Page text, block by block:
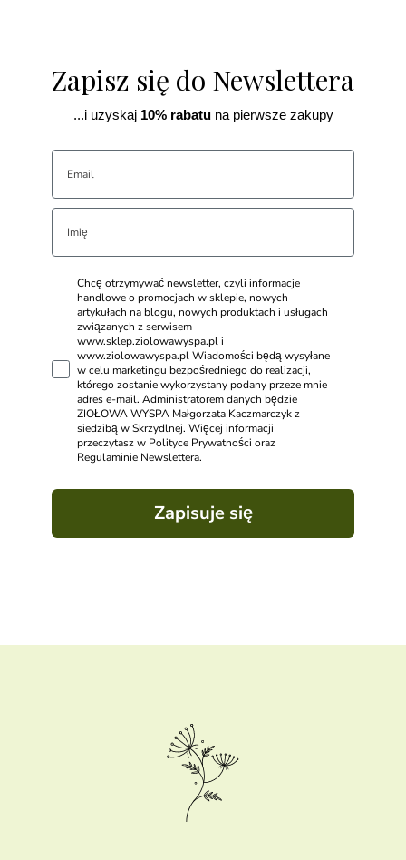
Zapisz się do Newslettera
...i uzyskaj10% rabatuna pierwsze zakupy
Chcę otrzymywać newsletter, czyli informacje
handlowe o promocjach w sklepie, nowych
artykułach na blogu, nowych produktach i usługach
związanych z serwisem
www.sklep.ziolowawyspa.pl i
www.ziolowawyspa.pl Wiadomości będą wysyłane
w celu marketingu bezpośredniego do realizacji,
którego zostanie wykorzystany podany przeze mnie
adres e-mail. Administratorem danych będzie
ZIOŁOWA WYSPA Małgorzata Kaczmarczyk z
siedzibą w Skrzydlnej. Więcej informacji
przeczytasz w Polityce Prywatności oraz
Regulaminie Newslettera.
Zapisuje się